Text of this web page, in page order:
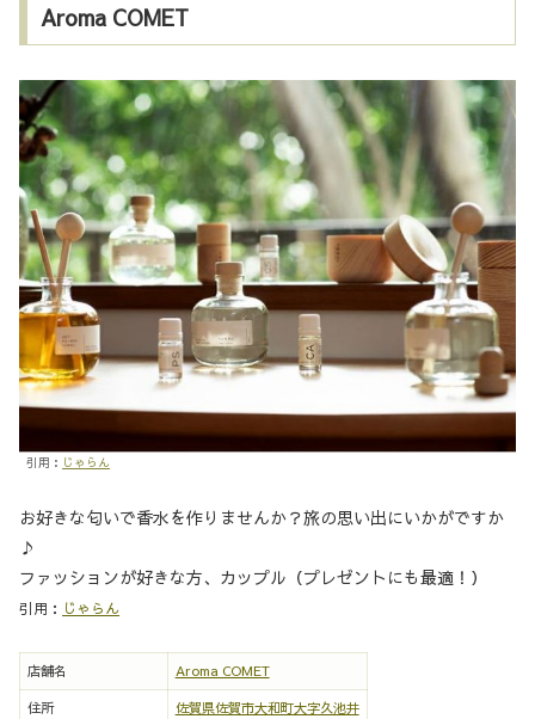
Aroma COMET
引用： じゃらん
お好きな匂いで香水を作りませんか？旅の思い出にいかがですか
♪
ファッションが好きな方、カップル（プレゼントにも最適！）
引用： じゃらん
店舗名 Aroma COMET
住所 佐賀県佐賀市大和町大字久池井